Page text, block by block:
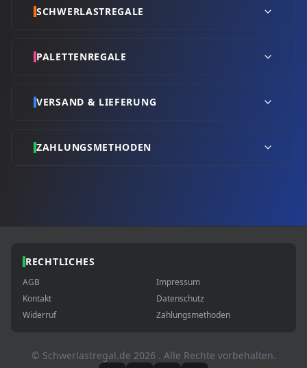
SCHWERLASTREGALE
PALETTENREGALE
VERSAND & LIEFERUNG
ZAHLUNGSMETHODEN
RECHTLICHES
AGB
Impressum
Kontakt
Datenschutz
Widerruf
Zahlungsmethoden
© Schwerlastregal.de 2026 . Alle Rechte vorbehalten.